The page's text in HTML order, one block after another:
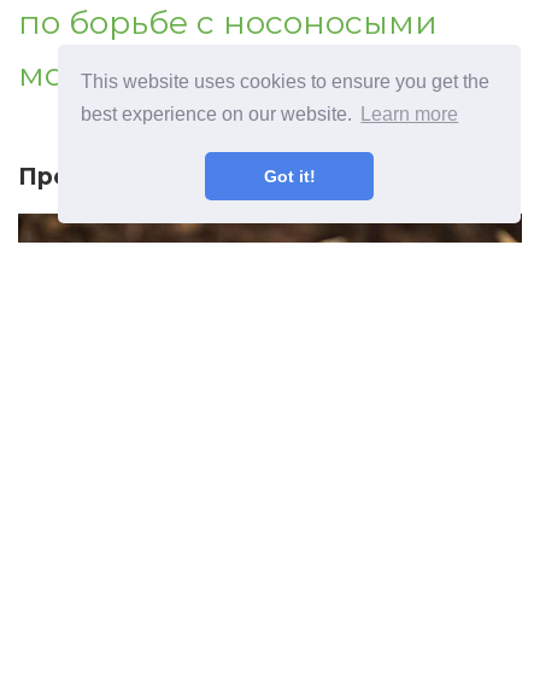
This website uses cookies to ensure you get the
best experience on our website.
Learn more
Got it!
по борьбе с носоносыми
мордами на агаве
Предыдущая статья